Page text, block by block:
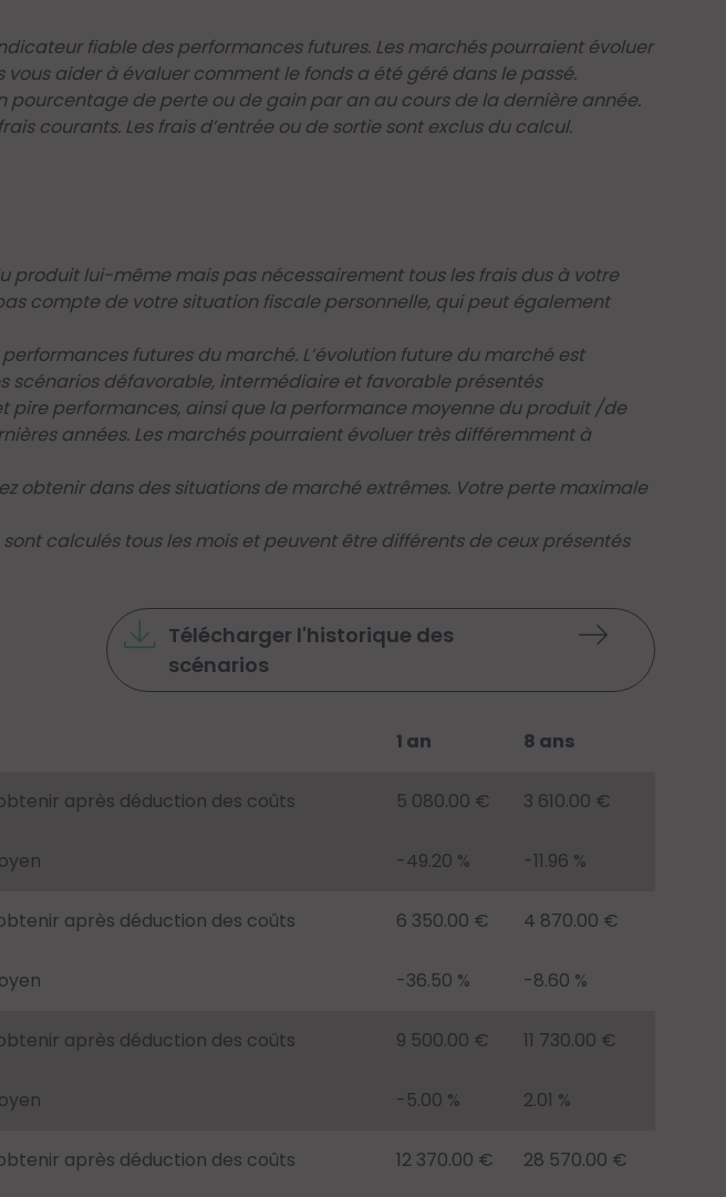
fiable des performances futures. Les marchés pourraient évoluer
aider à évaluer comment le fonds a été géré dans le passé.
de perte ou de gain par an au cours de la dernière année.
courants. Les frais d’entrée ou de sortie sont exclus du calcul.
produit lui-même mais pas nécessairement tous les frais dus à votre
compte de votre situation fiscale personnelle, qui peut également
futures du marché. L’évolution future du marché est
scénarios défavorable, intermédiaire et favorable présentés
pire performances, ainsi que la performance moyenne du produit /de
années. Les marchés pourraient évoluer très différemment à
obtenir dans des situations de marché extrêmes. Votre perte maximale
calculés tous les mois et peuvent être différents de ceux présentés
Télécharger l'historique des
scénarios
1 an 8 ans
après déduction des coûts 5 080.00 € 3 610.00 €
-49.20 % -11.96 %
après déduction des coûts 6 350.00 € 4 870.00 €
-36.50 % -8.60 %
après déduction des coûts 9 500.00 € 11 730.00 €
-5.00 % 2.01 %
après déduction des coûts 12 370.00 € 28 570.00 €